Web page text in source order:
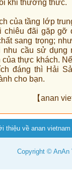
khi thưởng thức.
của tầng lớp
chiêu đãi gặp gỡ
sang trọng;
cầu sử dụng
thực khách.
đáng thì Hải
cho bạn.
【anan
thiệu về anan vietnam
Copyright © AnAn